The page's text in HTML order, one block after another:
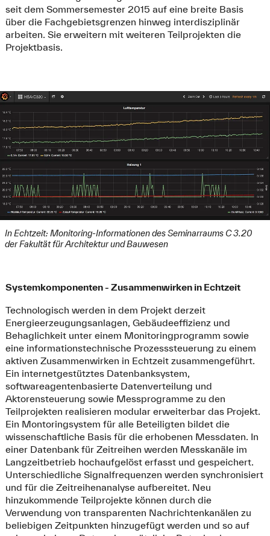
seit dem Sommersemester 2015 auf eine breite Basis
über die Fachgebietsgrenzen hinweg interdisziplinär
arbeiten. Sie erweitern mit weiteren Teilprojekten die
Projektbasis.
In Echtzeit: Monitoring-Informationen des Seminarraums C 3.20
der Fakultät für Architektur und Bauwesen
Systemkomponenten - Zusammenwirken in Echtzeit
Technologisch werden in dem Projekt derzeit
Energieerzeugungsanlagen, Gebäudeeffizienz und
Behaglichkeit unter einem Monitoringprogramm sowie
eine informationstechnische Prozesssteuerung zu einem
aktiven Zusammenwirken in Echtzeit zusammengeführt.
Ein internetgestütztes Datenbanksystem,
softwareagentenbasierte Datenverteilung und
Aktorensteuerung sowie Messprogramme zu den
Teilprojekten realisieren modular erweiterbar das Projekt.
Ein Montoringsystem für alle Beteiligten bildet die
wissenschaftliche Basis für die erhobenen Messdaten. In
einer Datenbank für Zeitreihen werden Messkanäle im
Langzeitbetrieb hochaufgelöst erfasst und gespeichert.
Unterschiedliche Signalfrequenzen werden synchronisiert
und für die Zeitreihenanalyse aufbereitet. Neu
hinzukommende Teilprojekte können durch die
Verwendung von transparenten Nachrichtenkanälen zu
beliebigen Zeitpunkten hinzugefügt werden und so auf